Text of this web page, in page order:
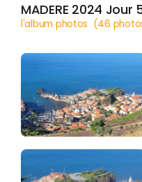
MADERE 2024 Jour 5
l'album photos (46